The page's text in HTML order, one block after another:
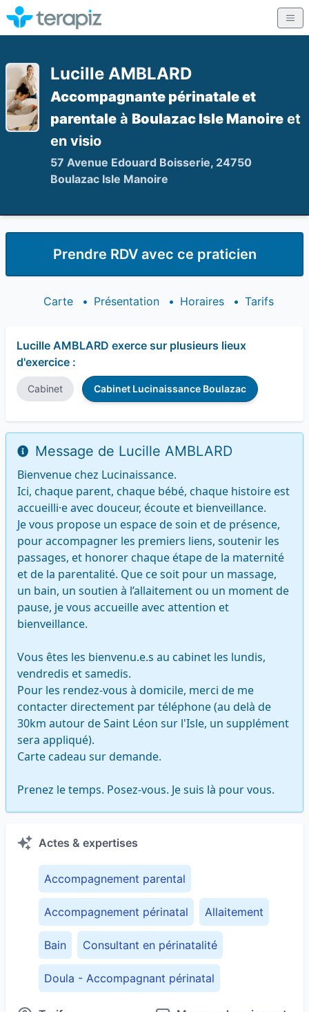
Lucille AMBLARD
Accompagnante périnatale et
parentale à Boulazac Isle Manoire et
en visio
57 Avenue Edouard Boisserie, 24750
Boulazac Isle Manoire
Prendre RDV avec ce praticien
Carte • Présentation • Horaires • Tarifs
Lucille AMBLARD exerce sur plusieurs lieux
d'exercice :
Cabinet Cabinet Lucinaissance Boulazac
Message de Lucille AMBLARD
Bienvenue chez Lucinaissance.
Ici, chaque parent, chaque bébé, chaque histoire est
accueilli·e avec douceur, écoute et bienveillance.
Je vous propose un espace de soin et de présence,
pour accompagner les premiers liens, soutenir les
passages, et honorer chaque étape de la maternité
et de la parentalité. Que ce soit pour un massage,
un bain, un soutien à l’allaitement ou un moment de
pause, je vous accueille avec attention et
bienveillance.
Vous êtes les bienvenu.e.s au cabinet les lundis,
vendredis et samedis.
Pour les rendez-vous à domicile, merci de me
contacter directement par téléphone (au delà de
30km autour de Saint Léon sur l'Isle, un supplément
sera appliqué).
Carte cadeau sur demande.
Prenez le temps. Posez-vous. Je suis là pour vous.
Actes & expertises
Accompagnement parental
Accompagnement périnatal Allaitement
Bain Consultant en périnatalité
Doula - Accompagnant périnatal